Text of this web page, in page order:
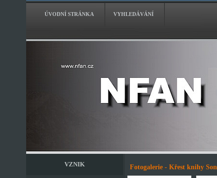
ÚVODNÍ STRÁNKA VYHLEDÁVÁNÍ
VZNIK Fotogalerie - Křest knihy